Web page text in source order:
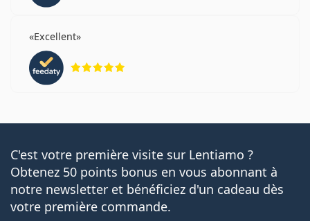
Excellent
C'est votre première visite sur Lentiamo ?
Obtenez 50 points bonus en vous abonnant à
notre newsletter et bénéficiez d'un cadeau dès
votre première commande.